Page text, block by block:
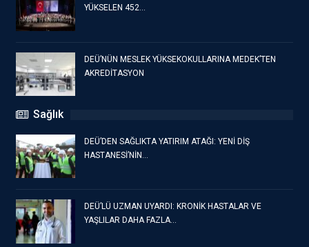
YÜKSELEN 452…
DEÜ’NÜN MESLEK YÜKSEKOKULLARINA MEDEK’TEN
AKREDİTASYON
Sağlık
DEÜ’DEN SAĞLIKTA YATIRIM ATAĞI: YENİ DİŞ
HASTANESİ’NİN…
DEÜ’LÜ UZMAN UYARDI: KRONİK HASTALAR VE
YAŞLILAR DAHA FAZLA…